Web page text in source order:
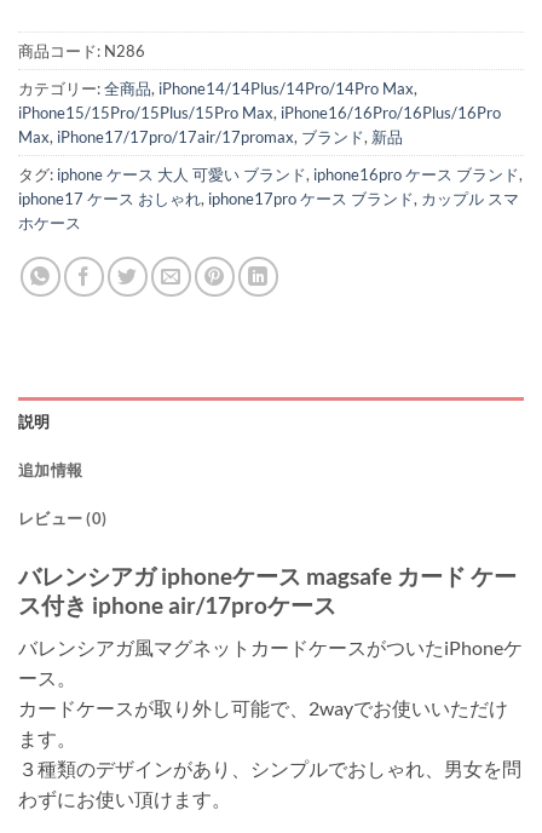
商品コード: N286
カテゴリー:全商品, iPhone14/14Plus/14Pro/14Pro Max,
iPhone15/15Pro/15Plus/15Pro Max, iPhone16/16Pro/16Plus/16Pro
Max, iPhone17/17pro/17air/17promax, ブランド, 新品
タグ: iphone ケース 大人 可愛い ブランド, iphone16pro ケース ブランド,
iphone17 ケース おしゃれ, iphone17pro ケース ブランド, カップル スマ
ホケース
説明
追加情報
レビュー (0)
バレンシアガ iphoneケース magsafe カード ケー
ス付き iphone air/17proケース
バレンシアガ風マグネットカードケースがついたiPhoneケ
ース。
カードケースが取り外し可能で、2wayでお使いいただけ
ます。
３種類のデザインがあり、シンプルでおしゃれ、男女を問
わずにお使い頂けます。